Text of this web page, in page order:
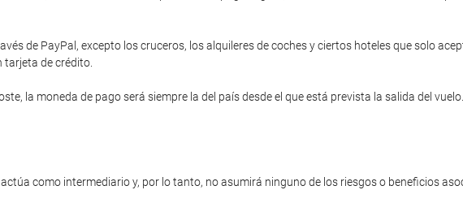
de PayPal, excepto los cruceros, los alquileres de coches y ciertos hoteles que solo
tarjeta de crédito.
la moneda de pago será siempre la del país desde el que está prevista la salida del vuelo.
como intermediario y, por lo tanto, no asumirá ninguno de los riesgos o beneficios